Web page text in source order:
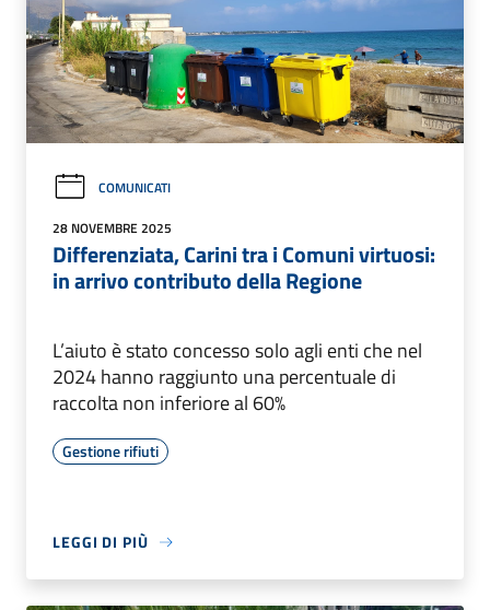
COMUNICATI
28 NOVEMBRE 2025
Differenziata, Carini tra i Comuni virtuosi:
in arrivo contributo della Regione
L’aiuto è stato concesso solo agli enti che nel
2024 hanno raggiunto una percentuale di
raccolta non inferiore al 60%
Gestione rifiuti
LEGGI DI PIÙ